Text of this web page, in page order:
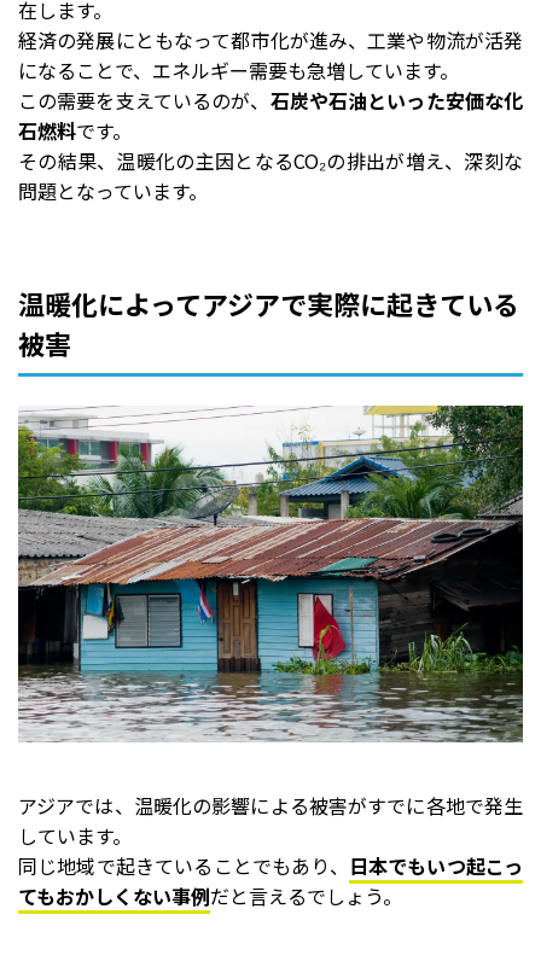
在します。
経済の発展にともなって都市化が進み、工業や物流が活発
になることで、エネルギー需要も急増しています。
この需要を支えているのが、 石炭や石油といった安価な化
石燃料です。
その結果、温暖化の主因となるCO₂の排出が増え、深刻な
問題となっています。
温暖化によってアジアで実際に起きている
被害
アジアでは、温暖化の影響による被害がすでに各地で発生
しています。
同じ地域で起きていることでもあり、 日本でもいつ起こっ
てもおかしくない事例だと言えるでしょう。